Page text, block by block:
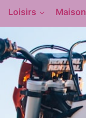
Loisirs Maison